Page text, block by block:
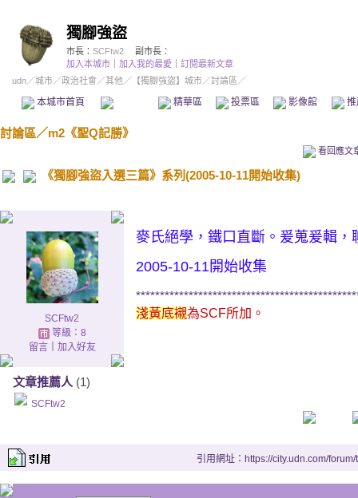
獨腳強盜
市長： SCFtw2
副市長：
加入本城市
加入我的最愛
訂閱最新文章
udn／城市／政治社會 ／其他 ／ 【獨腳強盜】城市／討論區／
本城市首頁 精華區 投票區 影像館
討論區／m2《聖Q記勝》
看回應文
《獨腳強盜入選三篇》系列(2005-10-11開始收集)
SCFtw2
等級：8
留言｜ 加入好友
文章推薦人 (1)
SCFtw2
麥氏絕學，鐵口直斷。爰蒐爰輯，
2005-10-11開始收集
淺黃底襯為SCF所加。
引用網址：https://city.udn.com/